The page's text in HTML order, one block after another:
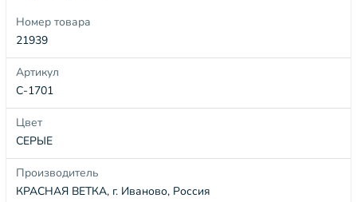
Номер товара
21939
Артикул
С-1701
Цвет
СЕРЫЕ
Производитель
КРАСНАЯ ВЕТКА, г. Иваново, Россия